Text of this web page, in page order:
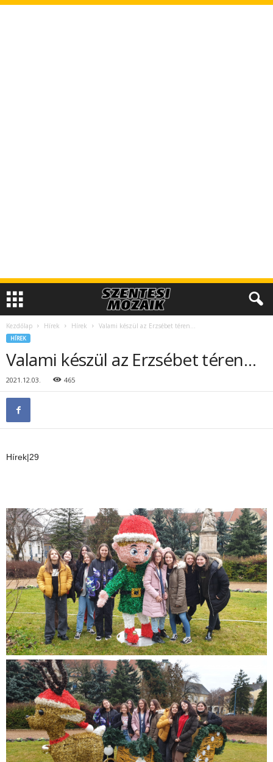
Kezdőlap Hírek Hírek Valami készül az Erzsébet téren…
HÍREK
Valami készül az Erzsébet téren…
2021.12.03. 465
Hírek|29